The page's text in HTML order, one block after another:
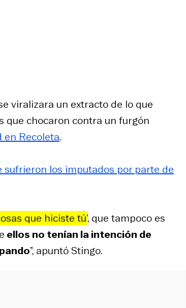
viralizara un extracto de lo que
que chocaron contra un furgón
en Recoleta.
sufrieron los imputados por parte de
que hiciste tú’, que tampoco es
ellos no tenían la intención de
”, apuntó Stingo.